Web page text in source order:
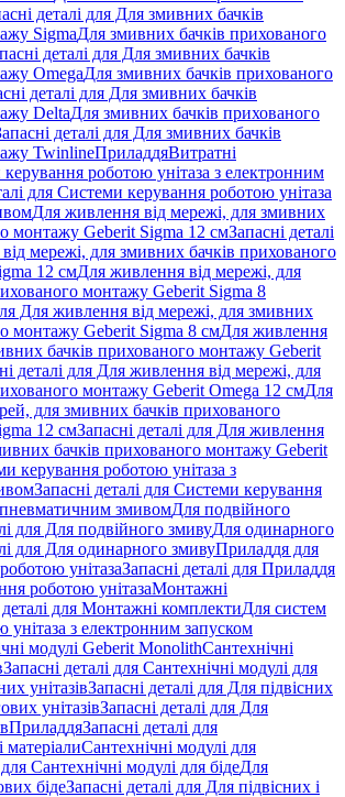
деталі для Для змивних бачків
SigmaДля змивних бачків прихованого
деталі для Для змивних бачків
OmegaДля змивних бачків прихованого
деталі для Для змивних бачків
DeltaДля змивних бачків прихованого
деталі для Для змивних бачків
TwinlineПриладдяВитратні
роботою унітаза з електронним
для Системи керування роботою унітаза
Для живлення від мережі, для змивних
монтажу Geberit Sigma 12 смЗапасні деталі
мережі, для змивних бачків прихованого
12 смДля живлення від мережі, для
монтажу Geberit Sigma 8
Для живлення від мережі, для змивних
монтажу Geberit Sigma 8 смДля живлення
бачків прихованого монтажу Geberit
деталі для Для живлення від мережі, для
монтажу Geberit Omega 12 смДля
для змивних бачків прихованого
12 смЗапасні деталі для Для живлення
бачків прихованого монтажу Geberit
керування роботою унітаза з
Запасні деталі для Системи керування
пневматичним змивомДля подвійного
для Для подвійного змивуДля одинарного
для Для одинарного змивуПриладдя для
унітазаЗапасні деталі для Приладдя
роботою унітазаМонтажні
деталі для Монтажні комплектиДля систем
унітаза з електронним запуском
модулі Geberit MonolithСантехнічні
Запасні деталі для Сантехнічні модулі для
унітазівЗапасні деталі для Для підвісних
унітазівЗапасні деталі для Для
ПриладдяЗапасні деталі для
матеріалиСантехнічні модулі для
Сантехнічні модулі для бідеДля
бідеЗапасні деталі для Для підвісних і